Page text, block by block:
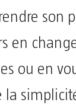
son
en
ou en
la